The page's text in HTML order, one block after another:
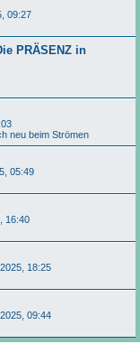
09:27
PRÄSENZ in
neu beim Strömen
05:49
16:40
18:25
09:44